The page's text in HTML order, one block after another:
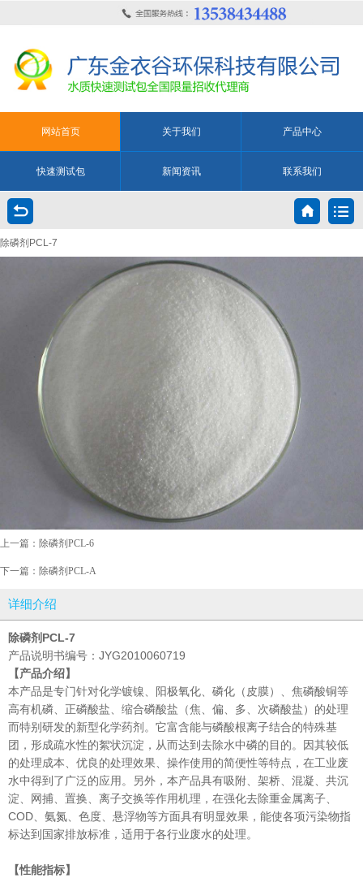
网站首页 关于我们 产品中心
快速测试包 新闻资讯 联系我们
除磷剂PCL-7
上一篇： 除磷剂PCL-6
下一篇： 除磷剂PCL-A
详细介绍
除磷剂PCL-7
产品说明书编号：JYG2010060719
【产品介绍】
本产品是专门针对化学镀镍、阳极氧化、磷化（皮膜）、焦磷酸铜等
高有机磷、正磷酸盐、缩合磷酸盐（焦、偏、多、次磷酸盐）的处理
而特别研发的新型化学药剂。它富含能与磷酸根离子结合的特殊基
团，形成疏水性的絮状沉淀，从而达到去除水中磷的目的。因其较低
的处理成本、优良的处理效果、操作使用的简便性等特点，在工业废
水中得到了广泛的应用。另外，本产品具有吸附、架桥、混凝、共沉
淀、网捕、置换、离子交换等作用机理，在强化去除重金属离子、
COD、氨氮、色度、悬浮物等方面具有明显效果，能使各项污染物指
标达到国家排放标准，适用于各行业废水的处理。
【性能指标】